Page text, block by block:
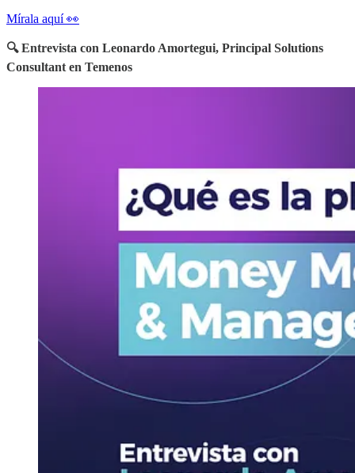
Mírala aquí 👀
🔍 Entrevista con Leonardo Amortegui, Principal Solutions
Consultant en Temenos